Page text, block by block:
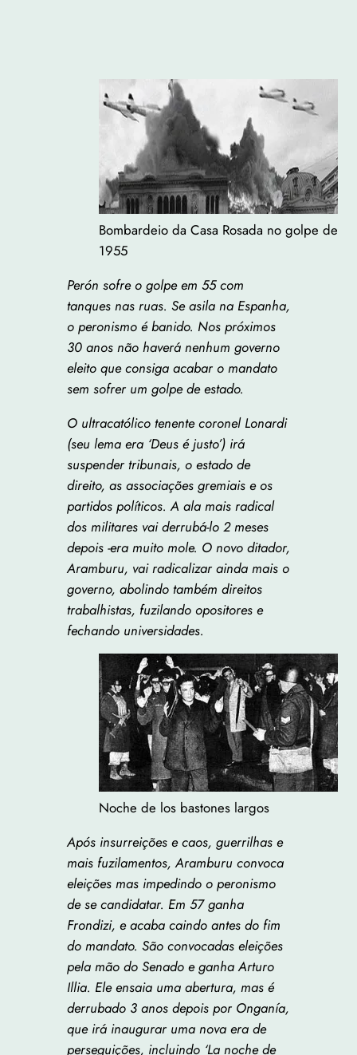
Bombardeio da Casa Rosada no golpe de
1955
Perón sofre o golpe em 55 com
tanques nas ruas. Se asila na Espanha,
o peronismo é banido. Nos próximos
30 anos não haverá nenhum governo
eleito que consiga acabar o mandato
sem sofrer um golpe de estado.
O ultracatólico tenente coronel Lonardi
(seu lema era ‘Deus é justo’) irá
suspender tribunais, o estado de
direito, as associações gremiais e os
partidos políticos. A ala mais radical
dos militares vai derrubá-lo 2 meses
depois -era muito mole. O novo ditador,
Aramburu, vai radicalizar ainda mais o
governo, abolindo também direitos
trabalhistas, fuzilando opositores e
fechando universidades.
Noche de los bastones largos
Após insurreições e caos, guerrilhas e
mais fuzilamentos, Aramburu convoca
eleições mas impedindo o peronismo
de se candidatar. Em 57 ganha
Frondizi, e acaba caindo antes do fim
do mandato. São convocadas eleições
pela mão do Senado e ganha Arturo
Illia. Ele ensaia uma abertura, mas é
derrubado 3 anos depois por Onganía,
que irá inaugurar uma nova era de
perseguições, incluindo ‘La noche de